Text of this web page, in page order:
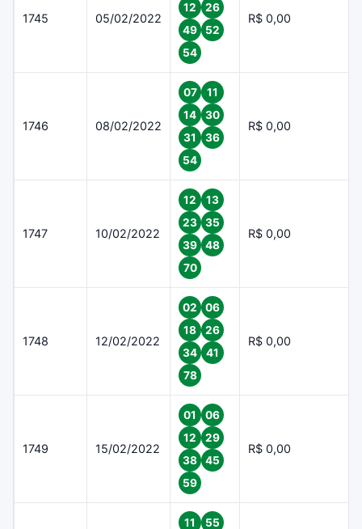
1745 05/02/2022
12
26
49
52
54
R$ 0,00
1746 08/02/2022
07
11
14
30
31
36
54
R$ 0,00
1747 10/02/2022
12
13
23
35
39
48
70
R$ 0,00
1748 12/02/2022
02
06
18
26
34
41
78
R$ 0,00
1749 15/02/2022
01
06
12
29
38
45
59
R$ 0,00
11 55